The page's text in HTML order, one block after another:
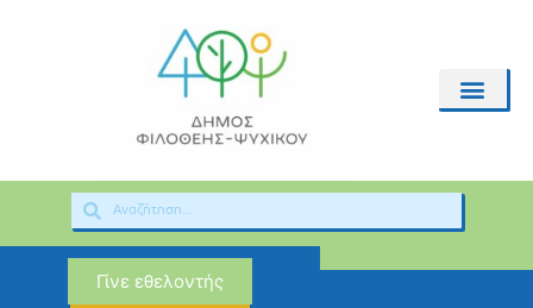
Γίνε εθελοντής